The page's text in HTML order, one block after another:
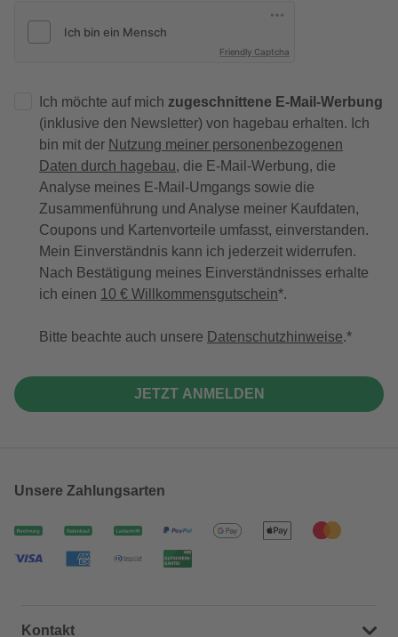
Friendly Captcha
Ich möchte auf mich zugeschnittene E-Mail-Werbung
(inklusive den Newsletter) von hagebau erhalten. Ich
bin mit der Nutzung meiner personenbezogenen
Daten durch hagebau, die E-Mail-Werbung, die
Analyse meines E-Mail-Umgangs sowie die
Zusammenführung und Analyse meiner Kaufdaten,
Coupons und Kartenvorteile umfasst, einverstanden.
Mein Einverständnis kann ich jederzeit widerrufen.
Nach Bestätigung meines Einverständnisses erhalte
ich einen 10 € Willkommensgutschein*.
Bitte beachte auch unsere Datenschutzhinweise.
JETZT ANMELDEN
Unsere Zahlungsarten
Kontakt